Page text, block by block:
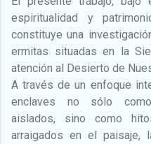
espiritualidad y
constituye una
ermitas situadas en la
atención al Desierto de
A través de un enfoque
enclaves no sólo como
aislados, sino como
arraigados en el paisaje,